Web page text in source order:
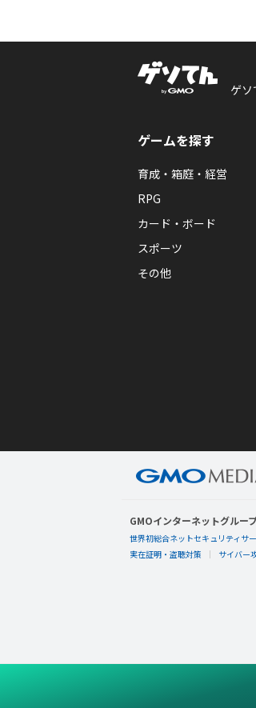
ゲソ
ゲームを探す
育成・箱庭・経営
RPG
カード・ボード
スポーツ
その他
GMOインターネットグルー
世界初総合ネットセキュリティサ
実在証明・盗聴対策
サイバー